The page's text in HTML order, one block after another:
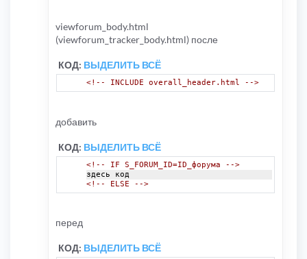
viewforum_body.html
(viewforum_tracker_body.html) после
КОД: ВЫДЕЛИТЬ ВСЁ
<!-- INCLUDE overall_header.html -->
добавить
КОД: ВЫДЕЛИТЬ ВСЁ
<!-- IF S_FORUM_ID=ID_форума -->
здесь код
<!-- ELSE -->
перед
КОД: ВЫДЕЛИТЬ ВСЁ